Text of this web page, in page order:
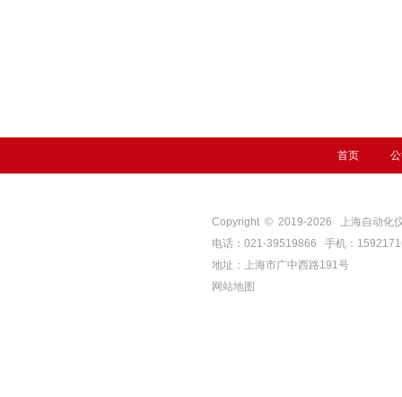
首页
Copyright © 2019-2026
上海自动化
电话：021-39519866 手机：
地址：上海市广中西路191号
网站地图